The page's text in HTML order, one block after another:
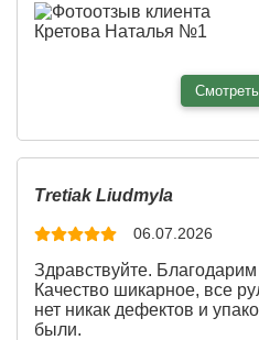
Ширина:
Высота: 275 см
Площадь: 8.66 см2
Материал: Песок
Tretiak Liudmyla
06.07.2026
Здравствуйте.
Качество шикарное, все
нет никак дефектов и
были.